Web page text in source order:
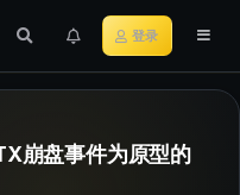
登录
崩盘事件为原型的